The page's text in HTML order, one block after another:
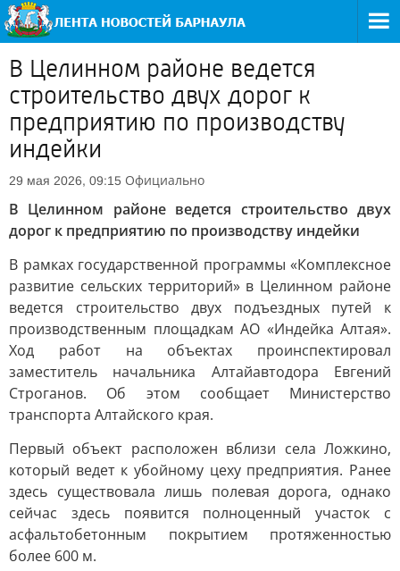
В Целинном районе ведется
строительство двух дорог к
предприятию по производству
индейки
29 мая 2026, 09:15 Официально
В Целинном районе ведется строительство двух
дорог к предприятию по производству индейки
В рамках государственной программы «Комплексное
развитие сельских территорий» в Целинном районе
ведется строительство двух подъездных путей к
производственным площадкам АО «Индейка Алтая».
Ход работ на объектах проинспектировал
заместитель начальника Алтайавтодора Евгений
Строганов. Об этом сообщает Министерство
транспорта Алтайского края.
Первый объект расположен вблизи села Ложкино,
который ведет к убойному цеху предприятия. Ранее
здесь существовала лишь полевая дорога, однако
сейчас здесь появится полноценный участок с
асфальтобетонным покрытием протяженностью
более 600 м.